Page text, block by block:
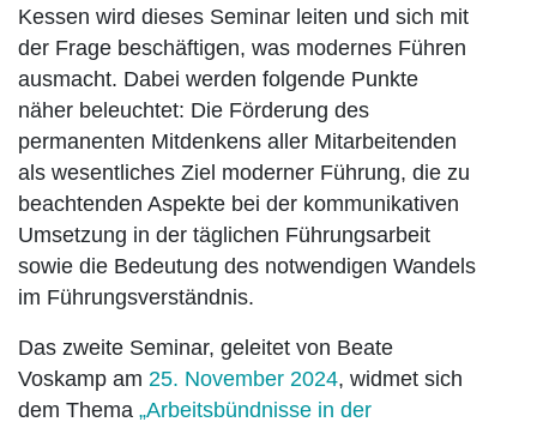
Kessen wird dieses Seminar leiten und sich mit
der Frage beschäftigen, was modernes Führen
ausmacht. Dabei werden folgende Punkte
näher beleuchtet: Die Förderung des
permanenten Mitdenkens aller Mitarbeitenden
als wesentliches Ziel moderner Führung, die zu
beachtenden Aspekte bei der kommunikativen
Umsetzung in der täglichen Führungsarbeit
sowie die Bedeutung des notwendigen Wandels
im Führungsverständnis.
Das zweite Seminar, geleitet von Beate
Voskamp am 25. November 2024, widmet sich
dem Thema „Arbeitsbündnisse in der